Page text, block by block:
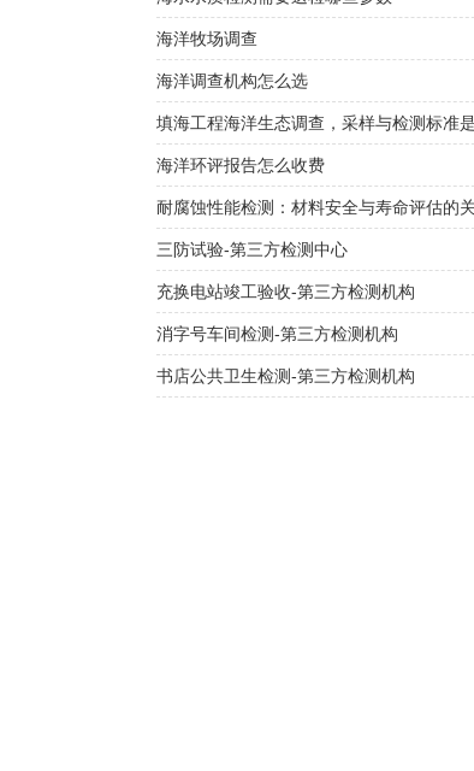
海洋牧场调查
海洋调查机构怎么选
海洋环评报告怎么收费
三防试验-第三方检测中心
充换电站竣工验收-第三方检测机构
消字号车间检测-第三方检测机构
书店公共卫生检测-第三方检测机构